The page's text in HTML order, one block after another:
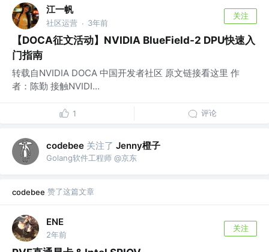
江一帆
社区运营 · 3年前
关注
【DOCA征文活动】NVIDIA BlueField-2 DPU快速入
门指南
转载自NVIDIA DOCA 中国开发者社区 原文链接看这里 作
者：陈勤 接触NVIDI...
1 评论
codebee 关注了 Jenny橙子
Golang软件工程师 @京东
codebee 赞了这篇文章
ENE
2年前
关注